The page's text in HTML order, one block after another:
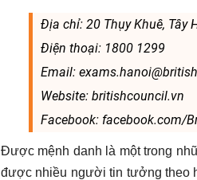
Địa chỉ: 20 Thụy Khuê, Tây
Điện thoại: 1800 1299
Email:
Website: britishcouncil.vn
Facebook: facebook.com/
Được mệnh danh là một trong
được nhiều người tin tưởng theo